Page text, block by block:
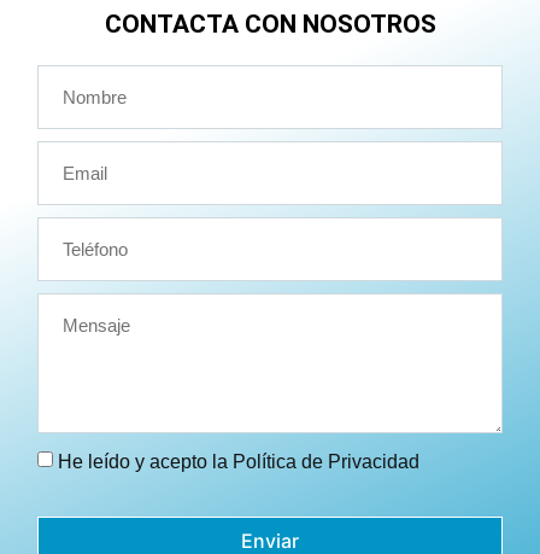
CONTACTA CON NOSOTROS
He leído y acepto la Política de Privacidad
Enviar